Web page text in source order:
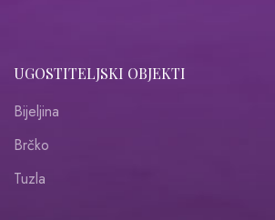
UGOSTITELJSKI OBJEKTI
Bijeljina
Brčko
Tuzla